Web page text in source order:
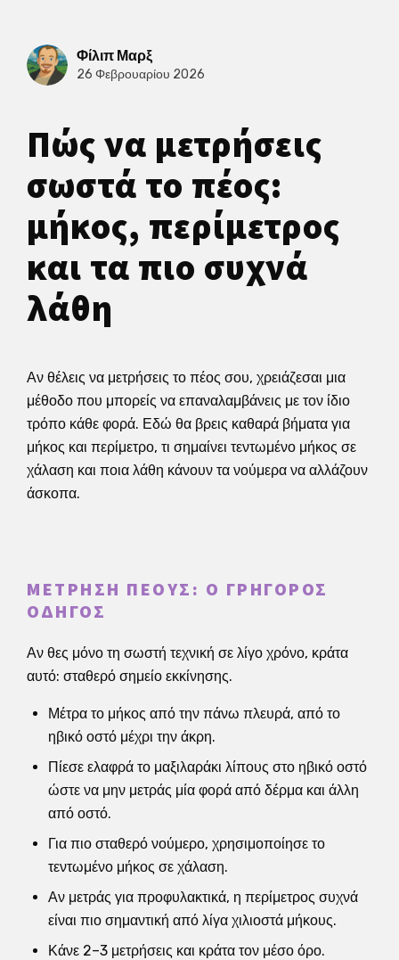
Φίλιπ Μαρξ
26 Φεβρουαρίου 2026
Πώς να μετρήσεις
σωστά το πέος:
μήκος, περίμετρος
και τα πιο συχνά
λάθη
Αν θέλεις να μετρήσεις το πέος σου, χρειάζεσαι μια
μέθοδο που μπορείς να επαναλαμβάνεις με τον ίδιο
τρόπο κάθε φορά. Εδώ θα βρεις καθαρά βήματα για
μήκος και περίμετρο, τι σημαίνει τεντωμένο μήκος σε
χάλαση και ποια λάθη κάνουν τα νούμερα να αλλάζουν
άσκοπα.
ΜΈΤΡΗΣΗ ΠΈΟΥΣ: Ο ΓΡΉΓΟΡΟΣ
ΟΔΗΓΌΣ
Αν θες μόνο τη σωστή τεχνική σε λίγο χρόνο, κράτα
αυτό: σταθερό σημείο εκκίνησης.
Μέτρα το μήκος από την πάνω πλευρά, από το
ηβικό οστό μέχρι την άκρη.
Πίεσε ελαφρά το μαξιλαράκι λίπους στο ηβικό οστό
ώστε να μην μετράς μία φορά από δέρμα και άλλη
από οστό.
Για πιο σταθερό νούμερο, χρησιμοποίησε το
τεντωμένο μήκος σε χάλαση.
Αν μετράς για προφυλακτικά, η περίμετρος συχνά
είναι πιο σημαντική από λίγα χιλιοστά μήκους.
Κάνε 2–3 μετρήσεις και κράτα τον μέσο όρο.